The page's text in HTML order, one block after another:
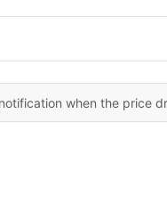
when the price